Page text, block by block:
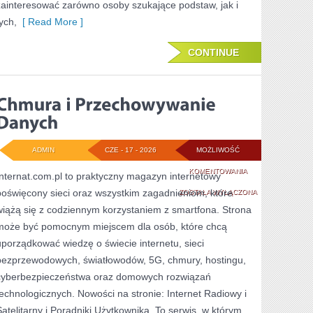
zarówno osoby szukające podstaw, jak i
[ Read More ]
CONTINUE
MOŻLIWOŚĆ
KOMENTOWANIACHMURA
I
DANYCH
ZOSTAŁA WYŁĄCZONA
CZE - 17 - 2026
ADMIN
to praktyczny magazyn internetowy
sieci oraz wszystkim zagadnieniom, które
się z codziennym korzystaniem z smartfona. Strona
być pomocnym miejscem dla osób, które chcą
wiedzę o świecie internetu, sieci
światłowodów, 5G, chmury, hostingu,
oraz domowych rozwiązań
Nowości na stronie: Internet Radiowy i
i Poradniki Użytkownika. To serwis, w którym